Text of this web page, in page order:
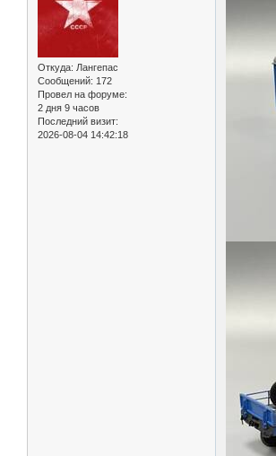
Откуда: Лангепас
Сообщений: 172
Провел на форуме:
2 дня 9 часов
Последний визит:
2026-08-04 14:42:18